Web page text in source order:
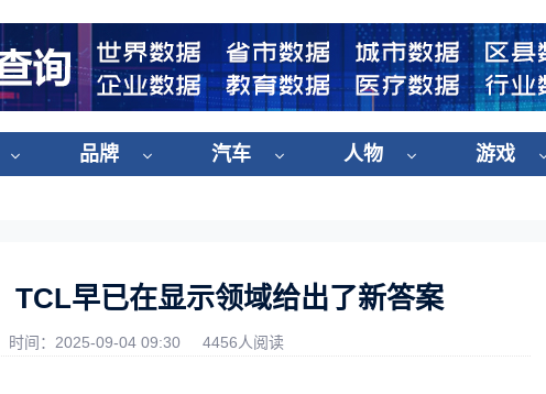
品牌 汽车 人物 游戏
TCL早已在显示领域给出了新答案
时间：2025-09-04 09:30 4456人阅读